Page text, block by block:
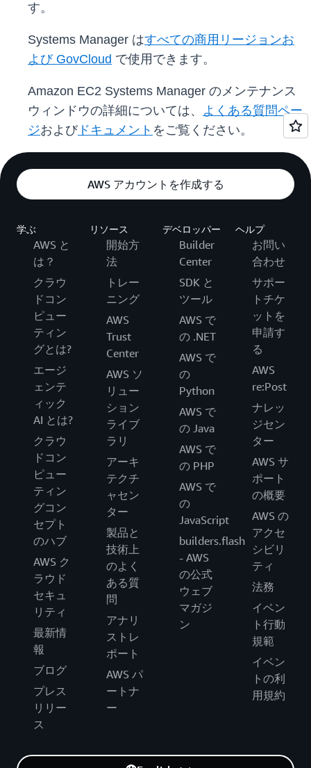
す。
Systems Manager はすべての商用リージョンお
よび GovCloud で使用できます。
Amazon EC2 Systems Manager のメンテナンス
ウィンドウの詳細については、 よくある質問ペー
ジおよびドキュメント をご覧ください。
AWS アカウントを作成する
学ぶ
AWS と
は？
クラウ
ドコン
ピュー
ティン
グとは?
エージ
ェンテ
ィック
AI とは?
クラウ
ドコン
ピュー
ティン
グコン
セプト
のハブ
AWS ク
ラウド
セキュ
リティ
最新情
報
ブログ
プレス
リリー
ス
リソース
開始方
法
トレー
ニング
AWS
Trust
Center
AWS ソ
リュー
ション
ライブ
ラリ
アーキ
テクチ
ャセン
ター
製品と
技術上
のよく
ある質
問
アナリ
ストレ
ポート
AWS パ
ートナ
ー
デベロッパー
Builder
Center
SDK と
ツール
AWS で
の .NET
AWS で
の
Python
AWS で
の Java
AWS で
の PHP
AWS で
の
JavaScript
builders.flash
- AWS
の公式
ウェブ
マガジ
ン
ヘルプ
お問い
合わせ
サポー
トチケ
ットを
申請す
る
AWS
re:Post
ナレッ
ジセン
ター
AWS サ
ポート
の概要
AWS の
アクセ
シビリ
ティ
法務
イベン
ト行動
規範
イベン
トの利
用規約